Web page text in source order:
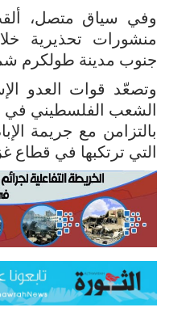
وفي سياق متصل،
منشورات تحذيرية
جنوب مدينة طولكرم
وتصعّد قوات العدو
الشعب الفلسطيني في
بالتزامن مع جريمة
التي ترتكبها في قطاع